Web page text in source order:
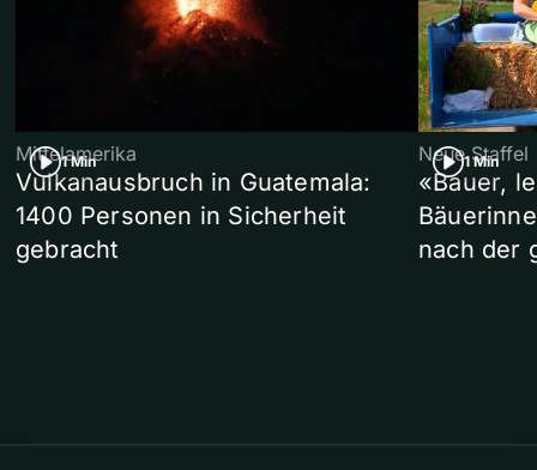
1 Min
Mittelamerika
Vulkanausbruch in Guatemala:
1400 Personen in Sicherheit
gebracht
1 Min
Neue Staffel
«Bauer,
nach der